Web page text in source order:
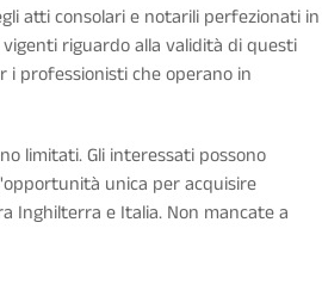
atti consolari e notarili perfezionati in
riguardo alla validità di questi
i professionisti che operano in
limitati. Gli interessati possono
unica per acquisire
Inghilterra e Italia. Non mancate a